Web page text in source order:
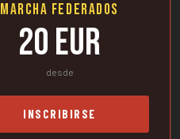
Marcha Federados
20 EUR
desde
INSCRIBIRSE